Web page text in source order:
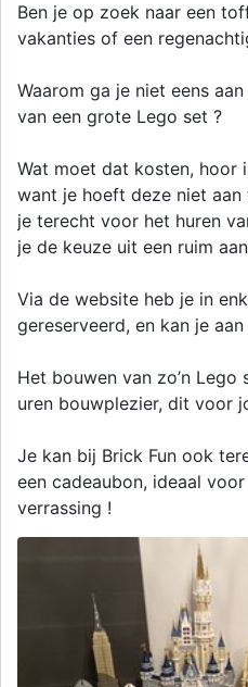
Ben je op zoek naar een
vakanties of een
Waarom ga je niet eens
van een grote Lego set ?
Wat moet dat kosten, hoor
want je hoeft deze niet aan
je terecht voor het huren
je de keuze uit een ruim
Via de website heb je in
gereserveerd, en kan je
Het bouwen van zo’n
uren bouwplezier, dit voor
Je kan bij Brick Fun ook
een cadeaubon, ideaal
verrassing !